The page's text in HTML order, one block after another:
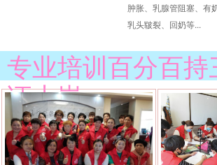
肿胀、乳腺管阻塞、有
乳头皲裂、回奶等...
专业培训百分百持
证上岗